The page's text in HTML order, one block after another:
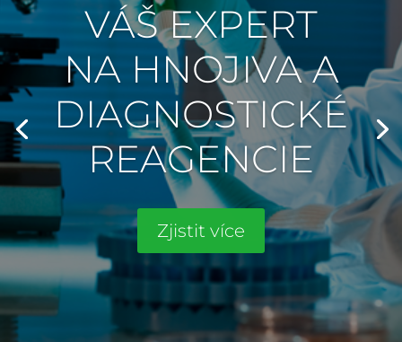
VÁŠ EXPERT
NA HNOJIVA A
DIAGNOSTICKÉ
REAGENCIE
Zjistit více